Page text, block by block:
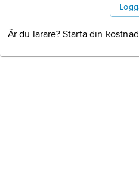
Är du lärare? Starta din